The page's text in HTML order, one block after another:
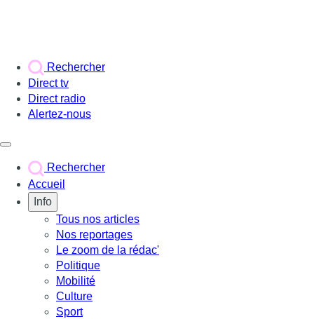
Rechercher
Direct tv
Direct radio
Alertez-nous
Rechercher
Accueil
Info
Tous nos articles
Nos reportages
Le zoom de la rédac'
Politique
Mobilité
Culture
Sport